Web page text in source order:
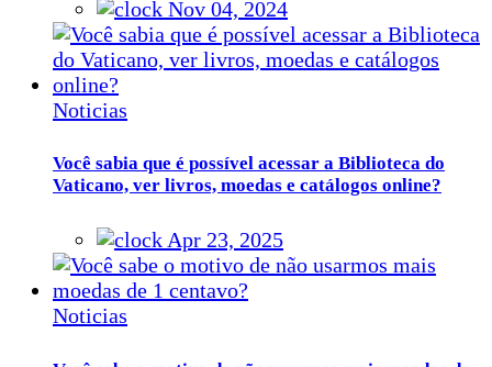
Nov 04, 2024
Noticias
Você sabia que é possível acessar a Biblioteca do
Vaticano, ver livros, moedas e catálogos online?
Apr 23, 2025
Noticias